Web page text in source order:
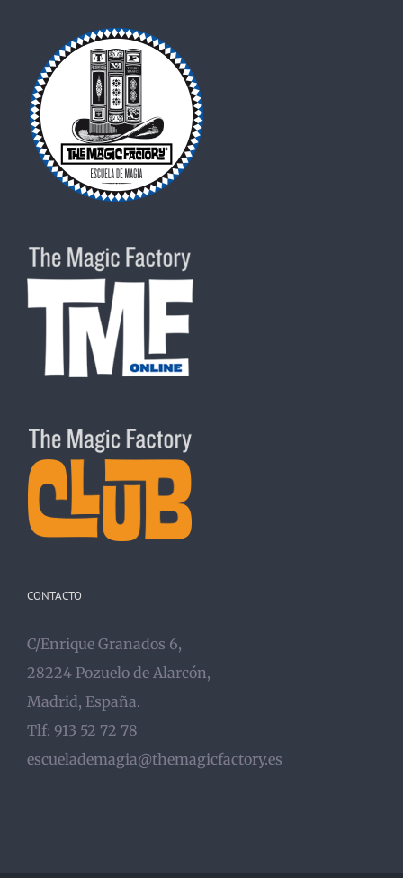
CONTACTO
C/Enrique Granados 6,
28224 Pozuelo de Alarcón,
Madrid, España.
Tlf: 913 52 72 78
escuelademagia@themagicfactory.es